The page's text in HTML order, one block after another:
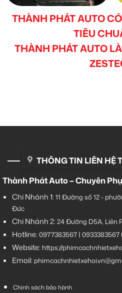
THÀNH PHÁT AUTO
TIÊU
THÀNH PHÁT AUTO
THÔNG TIN LIÊN HỆ
Thành Phát Auto – Chuyên
Chi Nhánh 1: 11 Đường số 12 -
Đức
Chi Nhánh 2: 24 Đường D5A, Liên
Hotline: 0977383567| 0933383567
Website: https://
Email:
Chính sách bảo hành